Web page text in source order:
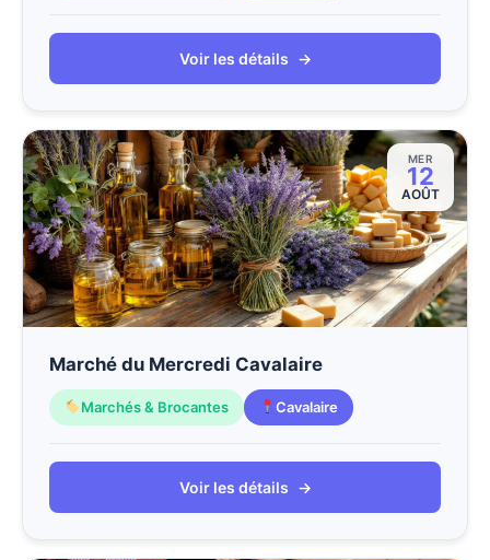
Voir les détails →
MER
12
AOÛT
Marché du Mercredi Cavalaire
Marchés & Brocantes Cavalaire
Voir les détails →